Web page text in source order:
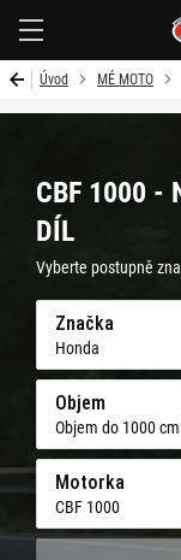
Úvod MÉ MOTO
CBF 1000 -
DÍL
Vyberte postupně
Značka
Honda
Objem
Objem do 1000
Motorka
CBF 1000